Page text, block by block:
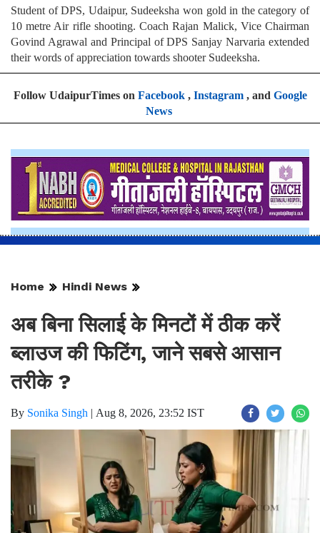
Student of DPS, Udaipur, Sudeeksha won gold in the category of
10 metre Air rifle shooting. Coach Rajan Malick, Vice Chairman
Govind Agrawal and Principal of DPS Sanjay Narvaria extended
their words of appreciation towards shooter Sudeeksha.
Follow UdaipurTimes on Facebook, Instagram, and Google
News
Home Hindi News
अब बिना सिलाई के मिनटों में ठीक करें
ब्लाउज की फिटिंग, जाने सबसे आसान
तरीके ?
By Sonika Singh | Aug 8, 2026, 23:52 IST